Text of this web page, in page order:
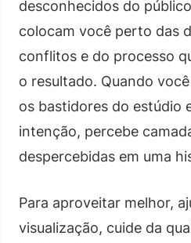
desconhecidos do
colocam você perto das
conflitos e do processo
o resultado. Quando
os bastidores do estúdio
intenção, percebe
despercebidas em uma
Para aproveitar melhor,
visualização, cuide da